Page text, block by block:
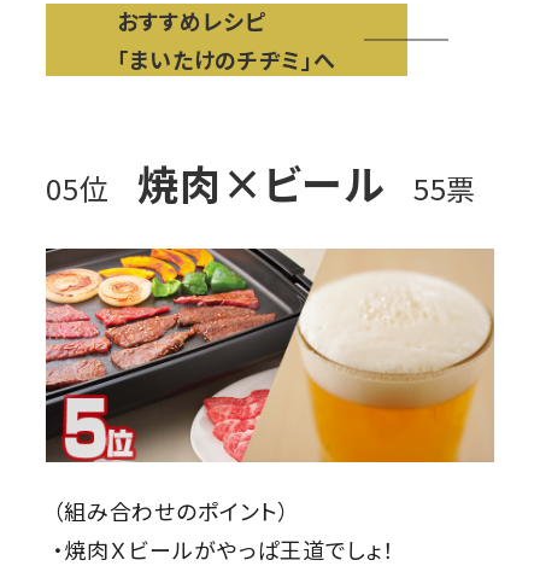
おすすめレシピ
「まいたけのチヂミ」へ
05位 焼肉×ビール 55票
（組み合わせのポイント）
・焼肉Ｘビールがやっぱ王道でしょ！